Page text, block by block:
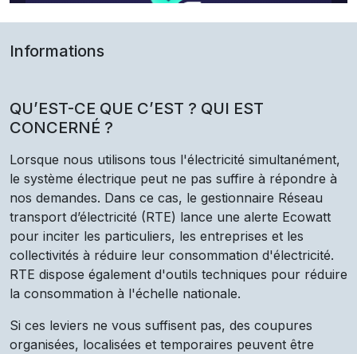
Informations
QU’EST-CE QUE C’EST ? QUI EST
CONCERNÉ ?
Lorsque nous utilisons tous l'électricité simultanément,
le système électrique peut ne pas suffire à répondre à
nos demandes. Dans ce cas, le gestionnaire Réseau
transport d’électricité (RTE) lance une alerte Ecowatt
pour inciter les particuliers, les entreprises et les
collectivités à réduire leur consommation d'électricité.
RTE dispose également d'outils techniques pour réduire
la consommation à l'échelle nationale.
Si ces leviers ne vous suffisent pas, des coupures
organisées, localisées et temporaires peuvent être